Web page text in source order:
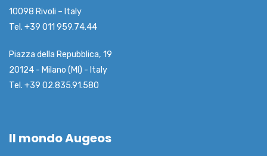
10098 Rivoli – Italy
Tel. +39 011 959.74.44
Piazza della Repubblica, 19
20124 - Milano (MI) - Italy
Tel. +39 02.835.91.580
Il mondo Augeos